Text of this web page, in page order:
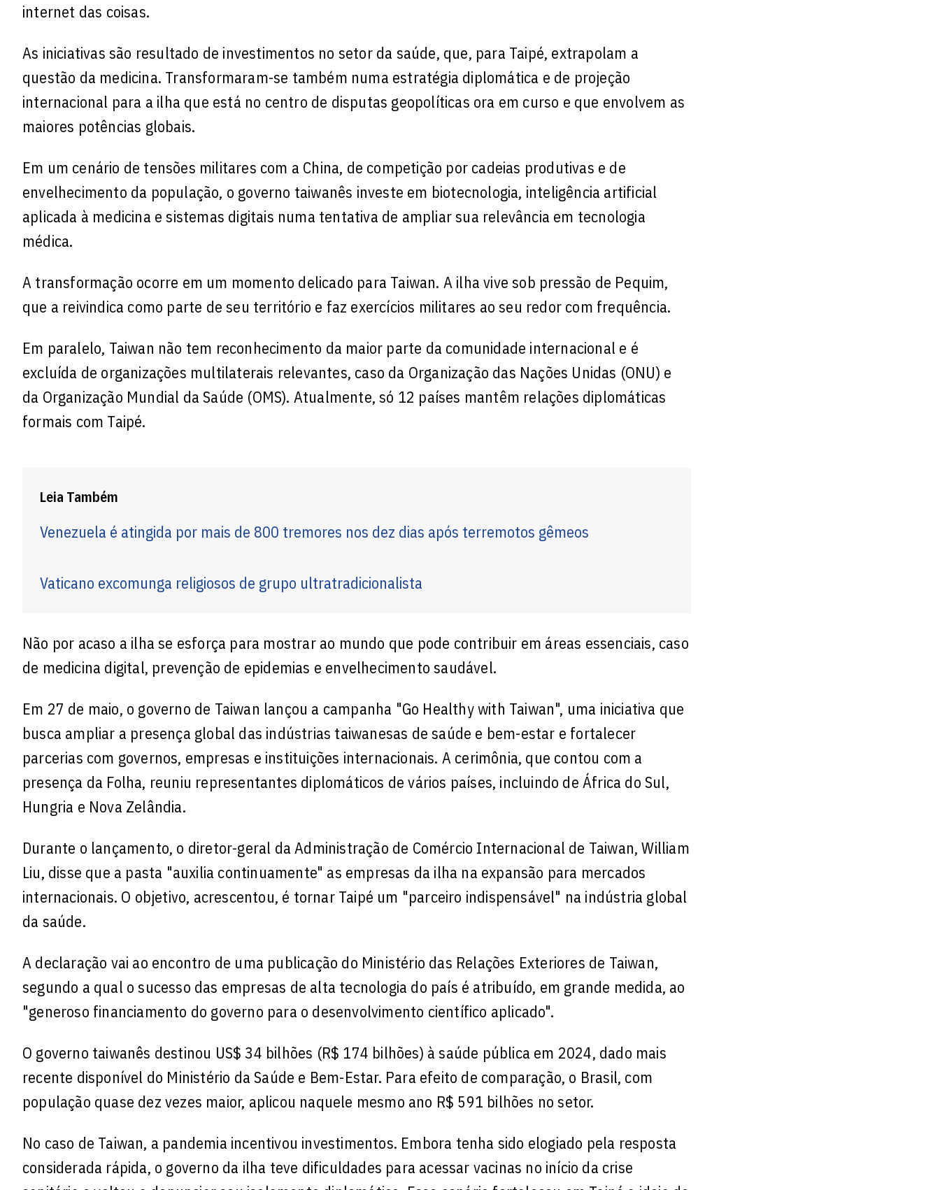
internet das coisas.
As iniciativas são resultado de investimentos no setor da saúde, que, para Taipé, extrapolam a
questão da medicina. Transformaram-se também numa estratégia diplomática e de projeção
internacional para a ilha que está no centro de disputas geopolíticas ora em curso e que envolvem as
maiores potências globais.
Em um cenário de tensões militares com a China, de competição por cadeias produtivas e de
envelhecimento da população, o governo taiwanês investe em biotecnologia, inteligência artificial
aplicada à medicina e sistemas digitais numa tentativa de ampliar sua relevância em tecnologia
médica.
A transformação ocorre em um momento delicado para Taiwan. A ilha vive sob pressão de Pequim,
que a reivindica como parte de seu território e faz exercícios militares ao seu redor com frequência.
Em paralelo, Taiwan não tem reconhecimento da maior parte da comunidade internacional e é
excluída de organizações multilaterais relevantes, caso da Organização das Nações Unidas (ONU) e
da Organização Mundial da Saúde (OMS). Atualmente, só 12 países mantêm relações diplomáticas
formais com Taipé.
Leia Também
Venezuela é atingida por mais de 800 tremores nos dez dias após terremotos gêmeos
Vaticano excomunga religiosos de grupo ultratradicionalista
Não por acaso a ilha se esforça para mostrar ao mundo que pode contribuir em áreas essenciais, caso
de medicina digital, prevenção de epidemias e envelhecimento saudável.
Em 27 de maio, o governo de Taiwan lançou a campanha "Go Healthy with Taiwan", uma iniciativa que
busca ampliar a presença global das indústrias taiwanesas de saúde e bem-estar e fortalecer
parcerias com governos, empresas e instituições internacionais. A cerimônia, que contou com a
presença da Folha, reuniu representantes diplomáticos de vários países, incluindo de África do Sul,
Hungria e Nova Zelândia.
Durante o lançamento, o diretor-geral da Administração de Comércio Internacional de Taiwan, William
Liu, disse que a pasta "auxilia continuamente" as empresas da ilha na expansão para mercados
internacionais. O objetivo, acrescentou, é tornar Taipé um "parceiro indispensável" na indústria global
da saúde.
A declaração vai ao encontro de uma publicação do Ministério das Relações Exteriores de Taiwan,
segundo a qual o sucesso das empresas de alta tecnologia do país é atribuído, em grande medida, ao
"generoso financiamento do governo para o desenvolvimento científico aplicado".
O governo taiwanês destinou US$ 34 bilhões (R$ 174 bilhões) à saúde pública em 2024, dado mais
recente disponível do Ministério da Saúde e Bem-Estar. Para efeito de comparação, o Brasil, com
população quase dez vezes maior, aplicou naquele mesmo ano R$ 591 bilhões no setor.
No caso de Taiwan, a pandemia incentivou investimentos. Embora tenha sido elogiado pela resposta
considerada rápida, o governo da ilha teve dificuldades para acessar vacinas no início da crise